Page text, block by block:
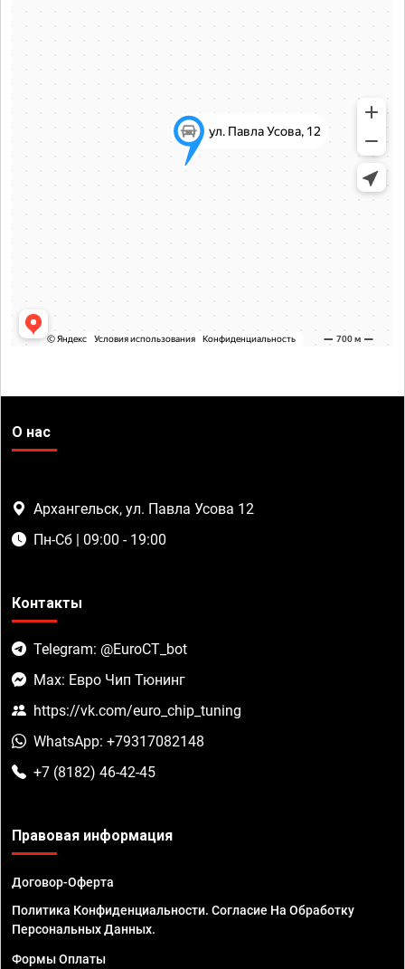
О нас
Архангельск, ул. Павла Усова 12
Пн-Сб | 09:00 - 19:00
Контакты
Telegram: @EuroCT_bot
Max: Евро Чип Тюнинг
https://vk.com/euro_chip_tuning
WhatsApp: +79317082148
+7 (8182) 46-42-45
Правовая информация
Договор-Оферта
Политика Конфиденциальности. Согласие На Обработку
Персональных Данных.
Формы Оплаты